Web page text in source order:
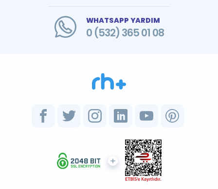
WHATSAPP YARDIM
0 (532) 365 01 08